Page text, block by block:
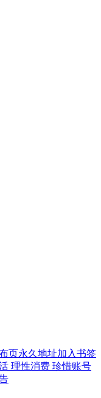
页永久地址加入书签
理性消费 珍惜账号